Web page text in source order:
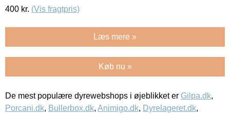
400 kr. (Vis fragtpris)
Læs mere »
Køb nu »
De mest populære dyrewebshops i øjeblikket er Gilpa.dk,
Porcani.dk, Bullerbox.dk, Animigo.dk, Dyrelageret.dk,